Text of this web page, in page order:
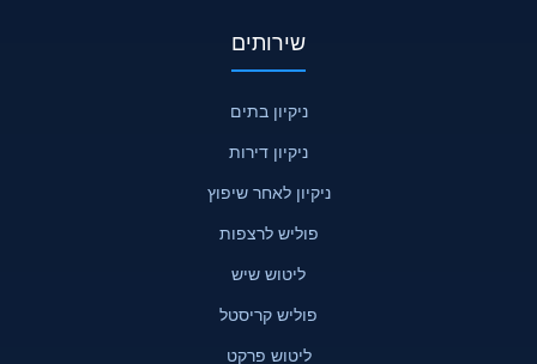
שירותים
ניקיון בתים
ניקיון דירות
ניקיון לאחר שיפוץ
פוליש לרצפות
ליטוש שיש
פוליש קריסטל
ליטוש פרקט